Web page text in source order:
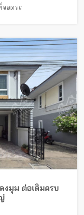
จอดรถ
งมุม ต่อเติมครบ